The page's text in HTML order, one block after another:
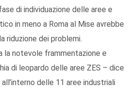
di individuazione delle aree e
in meno a Roma al Mise avrebbe
riduzione dei problemi.
la notevole frammentazione e
di leopardo delle aree ZES – dice
delle 11 aree industriali